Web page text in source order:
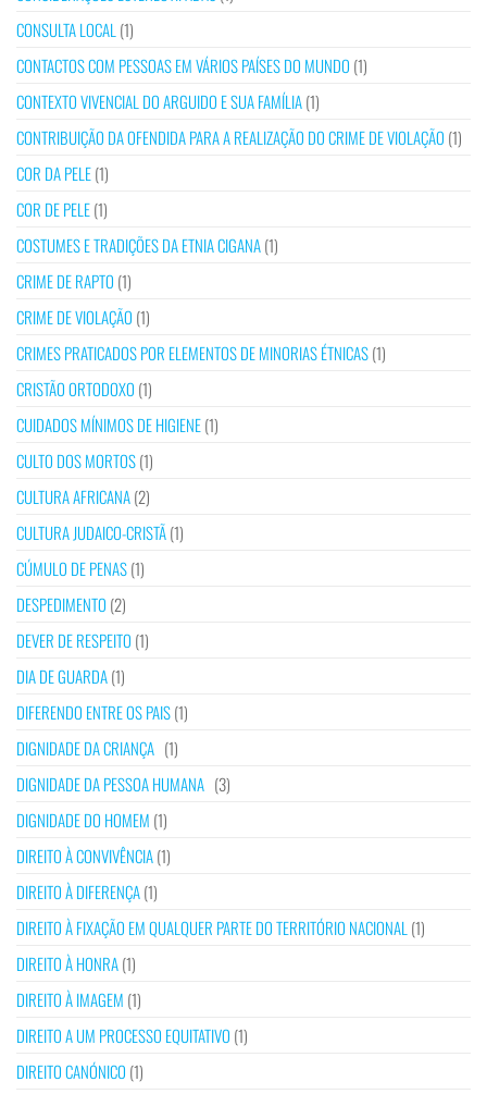
CONSULTA LOCAL (1)
CONTACTOS COM PESSOAS EM VÁRIOS PAÍSES DO MUNDO (1)
CONTEXTO VIVENCIAL DO ARGUIDO E SUA FAMÍLIA(1)
CONTRIBUIÇÃO DA OFENDIDA PARA A REALIZAÇÃO DO CRIME DE VIOLAÇÃO (1)
COR DA PELE(1)
COR DE PELE(1)
COSTUMES E TRADIÇÕES DA ETNIA CIGANA(1)
CRIME DE RAPTO (1)
CRIME DE VIOLAÇÃO (1)
CRIMES PRATICADOS POR ELEMENTOS DE MINORIAS ÉTNICAS(1)
CRISTÃO ORTODOXO (1)
CUIDADOS MÍNIMOS DE HIGIENE(1)
CULTO DOS MORTOS(1)
CULTURA AFRICANA(2)
CULTURA JUDAICO-CRISTÃ(1)
CÚMULO DE PENAS(1)
DESPEDIMENTO (2)
DEVER DE RESPEITO (1)
DIA DE GUARDA(1)
DIFERENDO ENTRE OS PAIS(1)
DIGNIDADE DA CRIANÇA (1)
DIGNIDADE DA PESSOA HUMANA (3)
DIGNIDADE DO HOMEM (1)
DIREITO À CONVIVÊNCIA(1)
DIREITO À DIFERENÇA(1)
DIREITO À FIXAÇÃO EM QUALQUER PARTE DO TERRITÓRIO NACIONAL (1)
DIREITO À HONRA(1)
DIREITO À IMAGEM (1)
DIREITO A UM PROCESSO EQUITATIVO (1)
DIREITO CANÓNICO (1)